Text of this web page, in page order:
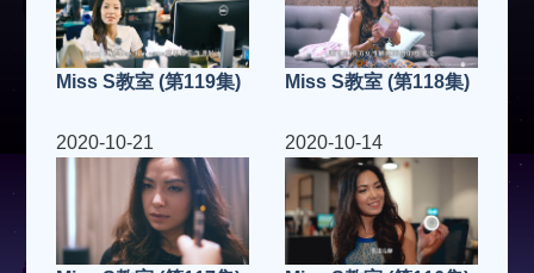
Miss S教室 (第119集) Miss S教室 (第118集)
2020-10-21 2020-10-14